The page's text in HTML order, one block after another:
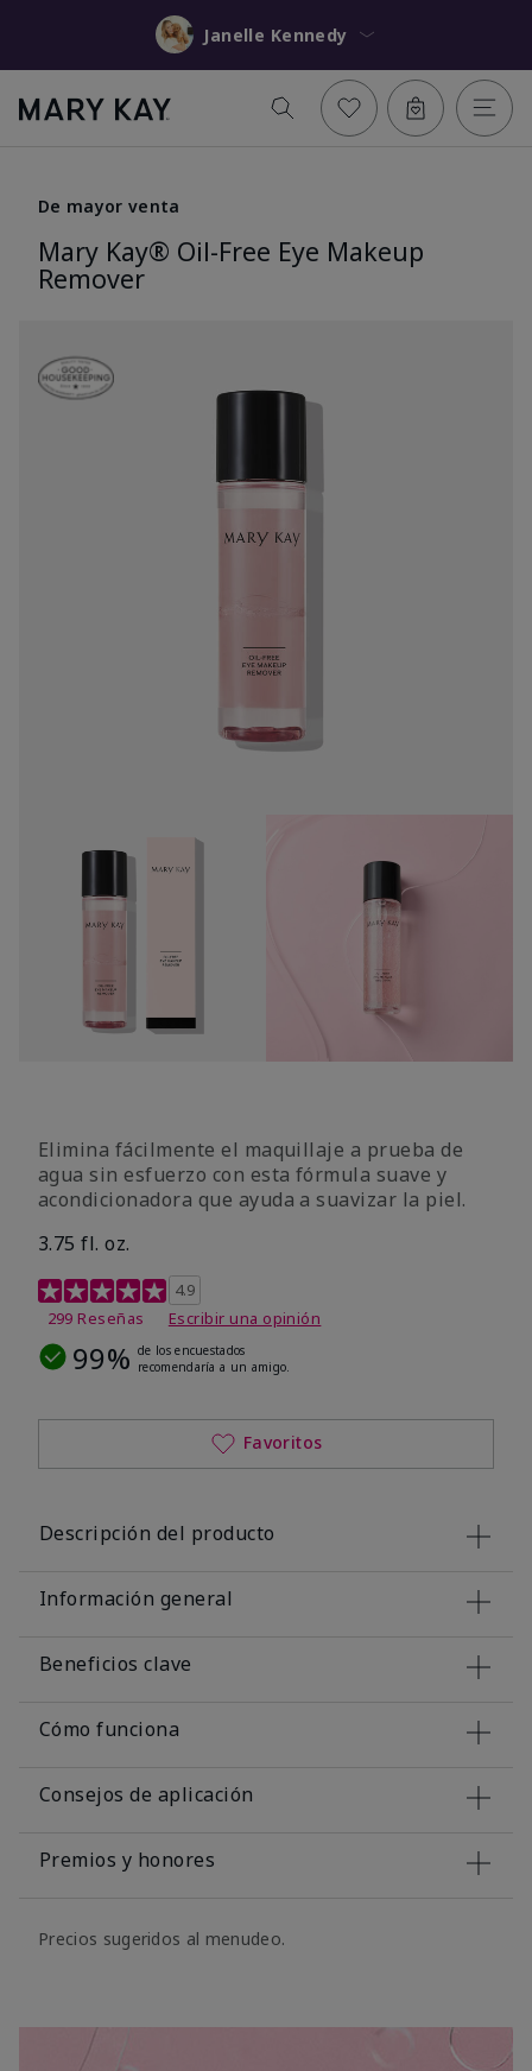
Janelle Kennedy
De mayor venta
Mary Kay® Oil-Free Eye Makeup
Remover
Elimina fácilmente el maquillaje a prueba de
agua sin esfuerzo con esta fórmula suave y
acondicionadora que ayuda a suavizar la piel.
3.75 fl. oz.
Calificación de clientes de 4,8 de 5
4.9
299 Reseñas
Escribir una opinión
99% de los encuestados
recomendaría a un amigo.
Favoritos
Descripción del producto
Información general
Beneficios clave
Cómo funciona
Consejos de aplicación
Premios y honores
Precios sugeridos al menudeo.